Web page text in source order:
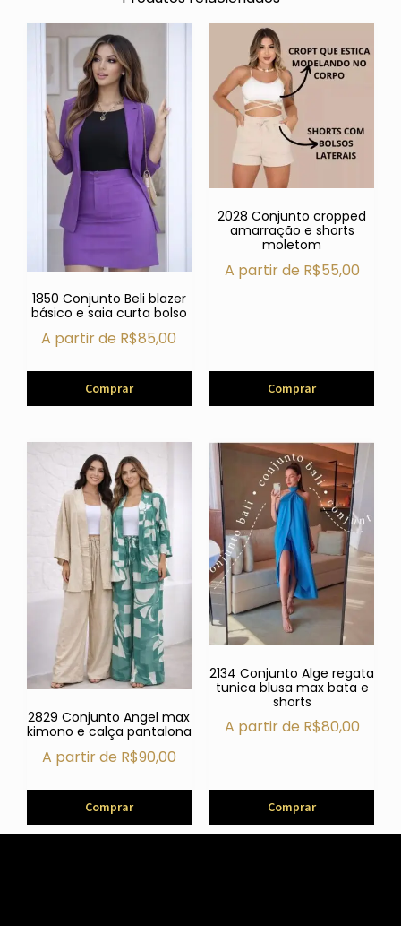
1850 Conjunto Beli blazer
básico e saia curta bolso
A partir de R$85,00
Comprar
2028 Conjunto cropped
amarração e shorts
moletom
A partir de R$55,00
Comprar
2829 Conjunto Angel max
kimono e calça pantalona
A partir de R$90,00
Comprar
2134 Conjunto Alge regata
tunica blusa max bata e
shorts
A partir de R$80,00
Comprar